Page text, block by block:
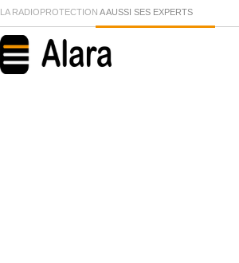
LA RADIOPROTECTION A AUSSI SES EXPERTS